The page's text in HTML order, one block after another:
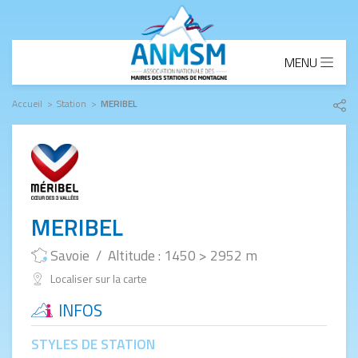
MENU
Accueil Station MERIBEL
le
MERIBEL
Savoie / Altitude : 1450 > 2952 m
Localiser sur la carte
INFOS
STYLES DE STATION